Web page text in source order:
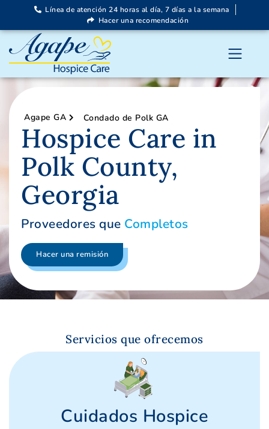
Línea de atención 24 horas al día, 7 días a la semana
Hacer una recomendación
Agape GA Condado de Polk GA
Hospice Care in
Polk County,
Georgia
Proveedores que Completos
Hacer una remisión
Servicios que ofrecemos
Cuidados Hospice